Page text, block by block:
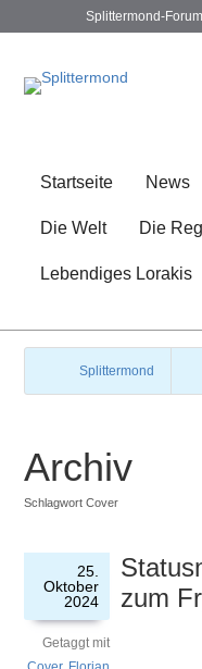
Splittermond-Forum
Startseite News
Die Welt Die
Lebendiges Lorakis
Splittermond
Archiv
Schlagwort Cover
25.
Oktober
2024
Getaggt mit
zum